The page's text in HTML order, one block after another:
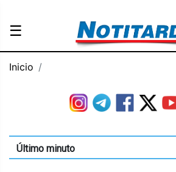
☰
Inicio
Último minuto